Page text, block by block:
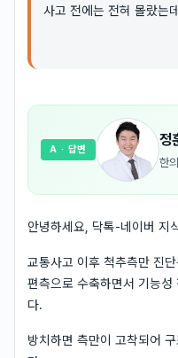
사고 전에는 전혀 몰랐는
정
한
A · 답변
안녕하세요, 닥톡-네이버 지
교통사고 이후 척추측만 진
편측으로 수축하면서 기능성
다.
방치하면 측만이 고착되어